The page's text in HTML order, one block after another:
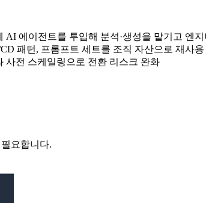
AI 에이전트를 투입해 분석·생성을 맡기고 엔
패턴, 프롬프트 세트를 조직 자산으로 재사용
사전 스케일링으로 전환 리스크 완화
요합니다.